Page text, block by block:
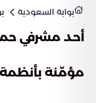
بوابة السعودية
أحد مشرفي
مؤمّنة